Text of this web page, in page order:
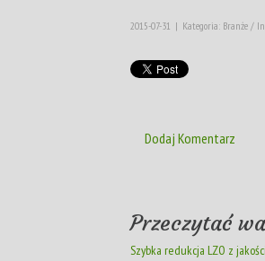
2015-07-31 | Kategoria: Branże /
Dodaj Komentarz
Przeczytać
Szybka redukcja LZO z